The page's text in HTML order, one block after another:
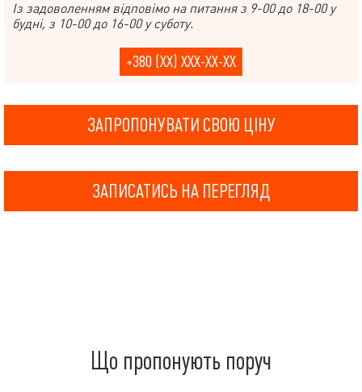
Із задоволенням відповімо на питання з 9-00 до 18-00 у
будні, з 10-00 до 16-00 у суботу.
+380 (XX) XXX-XX-XX
ЗАПРОПОНУВАТИ СВОЮ ЦІНУ
ЗАПИСАТИСЬ НА ПЕРЕГЛЯД
Що пропонують поруч